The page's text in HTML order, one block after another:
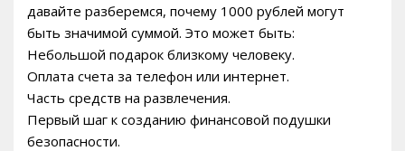
давайте разберемся, почему 1000 рублей могут
быть значимой суммой. Это может быть:
Небольшой подарок близкому человеку.
Оплата счета за телефон или интернет.
Часть средств на развлечения.
Первый шаг к созданию финансовой подушки
безопасности.